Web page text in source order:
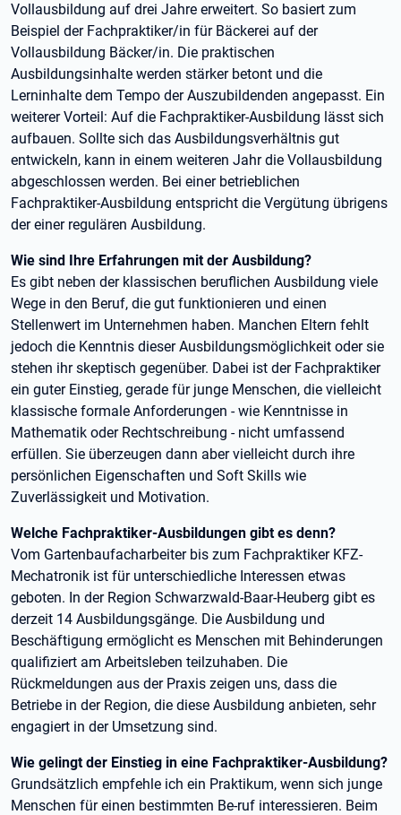
Vollausbildung auf drei Jahre erweitert. So basiert zum
Beispiel der Fachpraktiker/in für Bäckerei auf der
Vollausbildung Bäcker/in. Die praktischen
Ausbildungsinhalte werden stärker betont und die
Lerninhalte dem Tempo der Auszubildenden angepasst. Ein
weiterer Vorteil: Auf die Fachpraktiker-Ausbildung lässt sich
aufbauen. Sollte sich das Ausbildungsverhältnis gut
entwickeln, kann in einem weiteren Jahr die Vollausbildung
abgeschlossen werden. Bei einer betrieblichen
Fachpraktiker-Ausbildung entspricht die Vergütung übrigens
der einer regulären Ausbildung.
Wie sind Ihre Erfahrungen mit der Ausbildung?
Es gibt neben der klassischen beruflichen Ausbildung viele
Wege in den Beruf, die gut funktionieren und einen
Stellenwert im Unternehmen haben. Manchen Eltern fehlt
jedoch die Kenntnis dieser Ausbildungsmöglichkeit oder sie
stehen ihr skeptisch gegenüber. Dabei ist der Fachpraktiker
ein guter Einstieg, gerade für junge Menschen, die vielleicht
klassische formale Anforderungen - wie Kenntnisse in
Mathematik oder Rechtschreibung - nicht umfassend
erfüllen. Sie überzeugen dann aber vielleicht durch ihre
persönlichen Eigenschaften und Soft Skills wie
Zuverlässigkeit und Motivation.
Welche Fachpraktiker-Ausbildungen gibt es denn?
Vom Gartenbaufacharbeiter bis zum Fachpraktiker KFZ-
Mechatronik ist für unterschiedliche Interessen etwas
geboten. In der Region Schwarzwald-Baar-Heuberg gibt es
derzeit 14 Ausbildungsgänge. Die Ausbildung und
Beschäftigung ermöglicht es Menschen mit Behinderungen
qualifiziert am Arbeitsleben teilzuhaben. Die
Rückmeldungen aus der Praxis zeigen uns, dass die
Betriebe in der Region, die diese Ausbildung anbieten, sehr
engagiert in der Umsetzung sind.
Wie gelingt der Einstieg in eine Fachpraktiker-Ausbildung?
Grundsätzlich empfehle ich ein Praktikum, wenn sich junge
Menschen für einen bestimmten Be-ruf interessieren. Beim